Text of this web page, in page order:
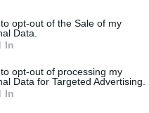
opt-out of the Sale of my
Data.
In
opt-out of processing my
Data for Targeted Advertising.
In